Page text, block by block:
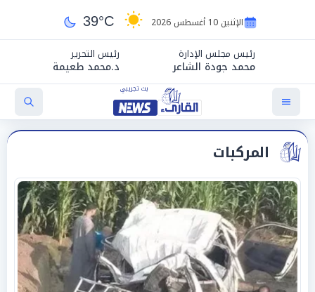
الإثنين 10 أغسطس 2026 39°C
رئيس مجلس الإدارة
محمد جودة الشاعر
رئيس التحرير
د.محمد طعيمة
المركبات